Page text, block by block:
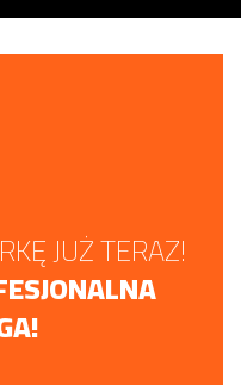
JUŻ TERAZ!